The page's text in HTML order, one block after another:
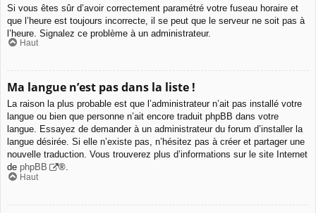
Si vous êtes sûr d’avoir correctement paramétré votre fuseau horaire et
que l’heure est toujours incorrecte, il se peut que le serveur ne soit pas à
l’heure. Signalez ce problème à un administrateur.
Haut
Ma langue n’est pas dans la liste !
La raison la plus probable est que l’administrateur n’ait pas installé votre
langue ou bien que personne n’ait encore traduit phpBB dans votre
langue. Essayez de demander à un administrateur du forum d’installer la
langue désirée. Si elle n’existe pas, n’hésitez pas à créer et partager une
nouvelle traduction. Vous trouverez plus d’informations sur le site Internet
de phpBB ®.
Haut